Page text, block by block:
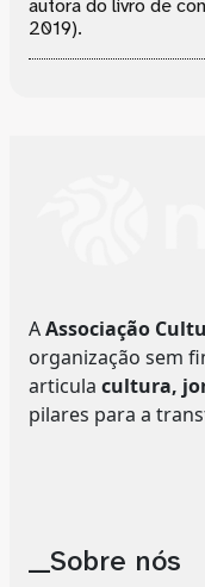
2019).
AAssociação
organização sem
articula cultura,
pilares para a
__Sobre nós